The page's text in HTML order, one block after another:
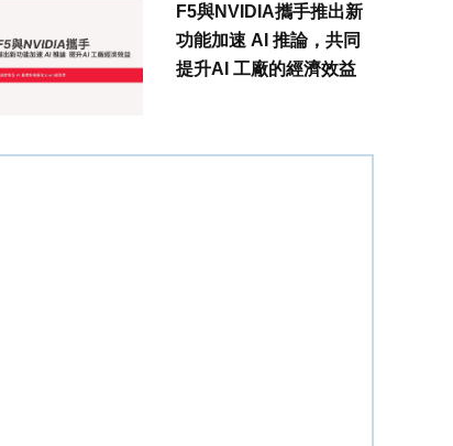
F5與NVIDIA攜手推出新
功能加速 AI 推論，共同
提升AI 工廠的經濟效益